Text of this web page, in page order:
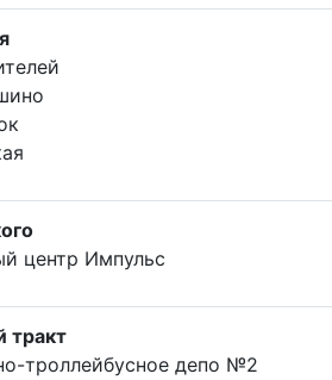
центр Импульс
тракт
троллейбусное депо №2